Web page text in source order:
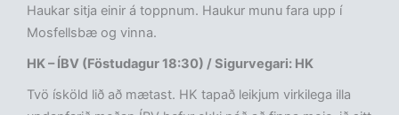
Haukar sitja einir á toppnum. Haukur munu fara upp í
Mosfellsbæ og vinna.
HK – ÍBV (Föstudagur 18:30) / Sigurvegari: HK
Tvö ísköld lið að mætast. HK tapað leikjum virkilega illa